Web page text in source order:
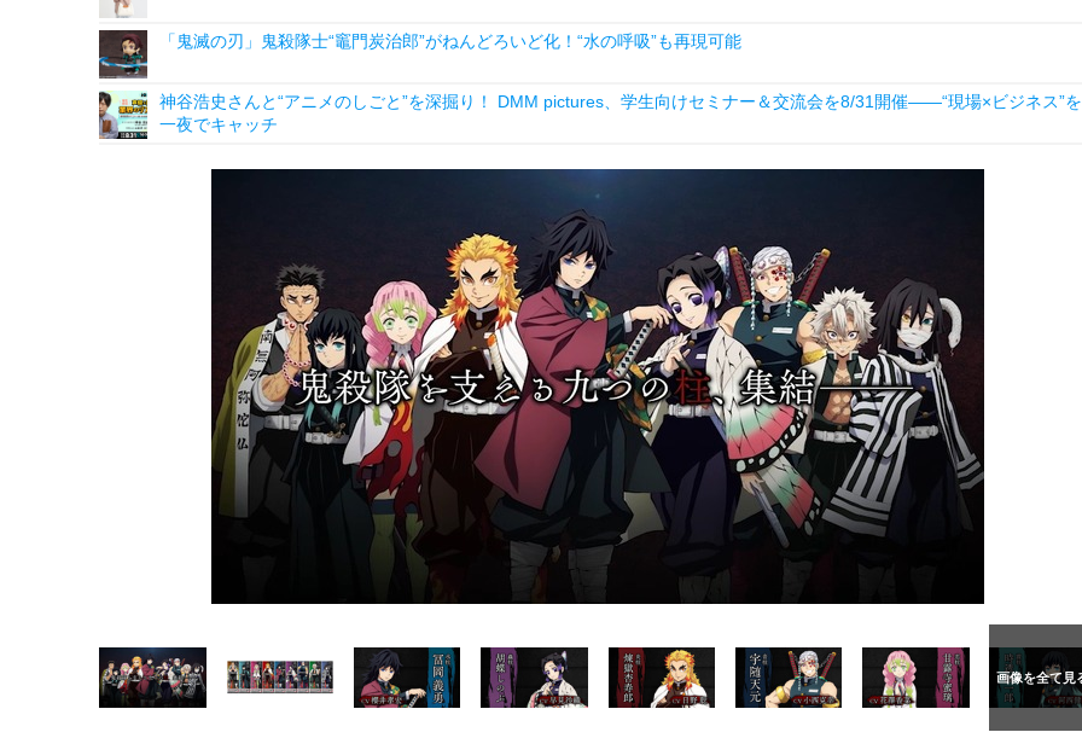
「鬼滅の刃」鬼殺隊士“竈門炭治郎”がねんどろいど化！“水の呼吸”も再現可能
神谷浩史さんと“アニメのしごと”を深掘り！ DMM pictures、学生向けセミナー＆交流会を8/31開催――“現場×ビジネス”を
一夜でキャッチ